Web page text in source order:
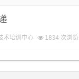
术培训中心 1834 次浏览